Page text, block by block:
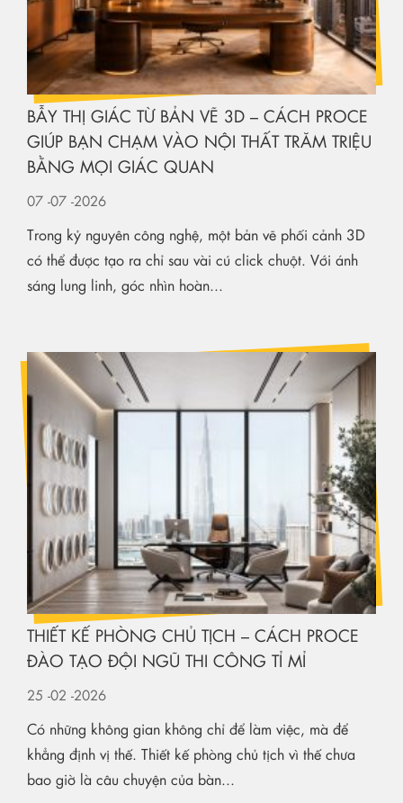
BẪY THỊ GIÁC TỪ BẢN VẼ 3D – CÁCH PROCE
GIÚP BẠN CHẠM VÀO NỘI THẤT TRĂM TRIỆU
BẰNG MỌI GIÁC QUAN
07 -07 -2026
Trong kỷ nguyên công nghệ, một bản vẽ phối cảnh 3D
có thể được tạo ra chỉ sau vài cú click chuột. Với ánh
sáng lung linh, góc nhìn hoàn...
THIẾT KẾ PHÒNG CHỦ TỊCH – CÁCH PROCE
ĐÀO TẠO ĐỘI NGŨ THI CÔNG TỈ MỈ
25 -02 -2026
Có những không gian không chỉ để làm việc, mà để
khẳng định vị thế. Thiết kế phòng chủ tịch vì thế chưa
bao giờ là câu chuyện của bàn...